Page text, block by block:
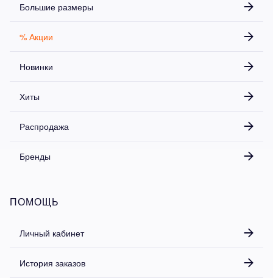
Большие размеры
% Акции
Новинки
Хиты
Распродажа
Бренды
ПОМОЩЬ
Личный кабинет
История заказов